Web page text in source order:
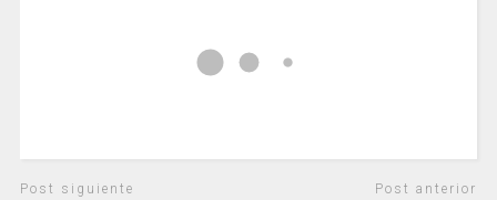
Post siguiente Post anterior